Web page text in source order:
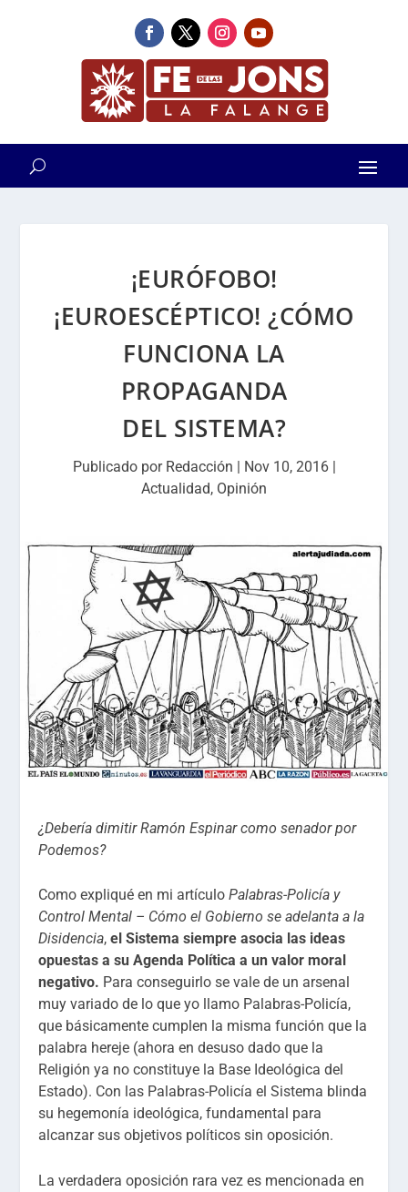
¡EURÓFOBO!
¡EUROESCÉPTICO! ¿CÓMO
FUNCIONA LA
PROPAGANDA
DEL SISTEMA?
Publicado por Redacción | Nov 10, 2016|
Actualidad, Opinión
¿Debería dimitir Ramón Espinar como senador por
Podemos?
Como expliqué en mi artículoPalabras-Policía y
Control Mental – Cómo el Gobierno se adelanta a la
Disidencia,el Sistema siempre asocia las ideas
opuestas a su Agenda Política a un valor moral
negativo. Para conseguirlo se vale de un arsenal
muy variado de lo que yo llamo Palabras-Policía,
que básicamente cumplen la misma función que la
palabra hereje (ahora en desuso dado que la
Religión ya no constituye la Base Ideológica del
Estado). Con las Palabras-Policía el Sistema blinda
su hegemonía ideológica, fundamental para
alcanzar sus objetivos políticos sin oposición.
La verdadera oposición rara vez es mencionada en